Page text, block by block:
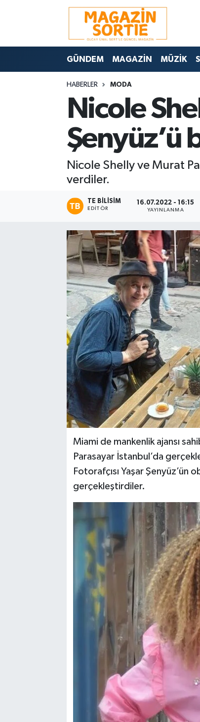
GÜNDEM MAGAZİN MÜZİK
HABERLER MODA
Nicole
Şenyüz’ü
Nicole Shelly ve Murat
verdiler.
TE BILISIM
EDITÖR
16.07.2022 - 16:15
YAYINLANMA
Miami de mankenlik ajansı
Parasayar İstanbul’da
Fotorafçısı Yaşar Şenyüz’ün
gerçekleştirdiler.
Nöbetçi Eczaneler
Hava Durumu
Trafik Durumu
Süper Lig Puan Durumu ve Fikstür
Tüm Manşetler
Son Dakika Haberleri